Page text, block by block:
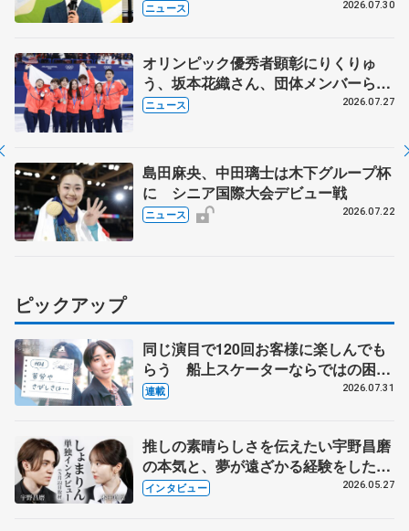
ージャンプに挑戦も？
ニュース 2026.07.30
オリンピック優秀者顕彰にりくりゅ
う、坂本花織さん、団体メンバーら
8月7日に文科省が表彰式、ブルーノ・
ニュース 2026.07.27
島田麻央、中田璃士は木下グループ杯
に シニア国際大会デビュー戦
ニュース 2026.07.22
ピックアップ
同じ演目で120回お客様に楽しんでも
らう 船上スケーターならではの困難
とは 影響あったPIW前キャプテン松
連載 2026.07.31
推しの素晴らしさを伝えたい宇野昌磨
の本気と、夢が遠ざかる経験をした本
田真凜の覚悟
インタビュー 2026.05.27